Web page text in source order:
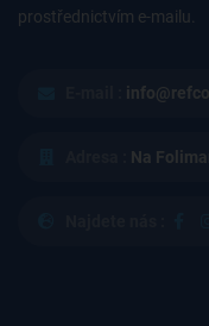
prostřednictvím e-mailu.
Na